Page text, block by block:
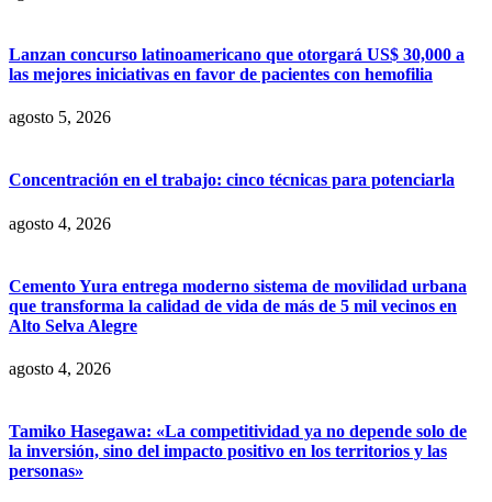
Lanzan concurso latinoamericano que otorgará US$ 30,000 a
las mejores iniciativas en favor de pacientes con hemofilia
agosto 5, 2026
Concentración en el trabajo: cinco técnicas para potenciarla
agosto 4, 2026
Cemento Yura entrega moderno sistema de movilidad urbana
que transforma la calidad de vida de más de 5 mil vecinos en
Alto Selva Alegre
agosto 4, 2026
Tamiko Hasegawa: «La competitividad ya no depende solo de
la inversión, sino del impacto positivo en los territorios y las
personas»